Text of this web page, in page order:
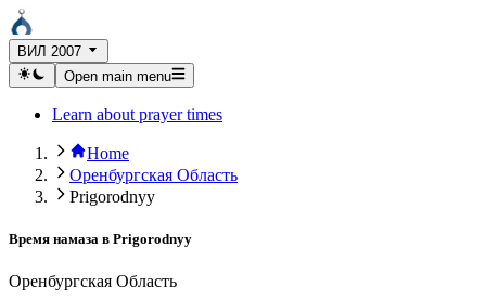
ВИЛ 2007
Open main menu
Learn about prayer times
Home
Оренбургская Область
Prigorodnyy
Время намаза в Prigorodnyy
Оренбургская Область